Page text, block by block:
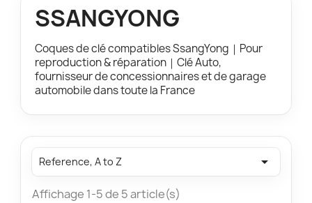
SSANGYONG
Coques de clé compatibles SsangYong｜Pour
reproduction & réparation｜Clé Auto,
fournisseur de concessionnaires et de garage
automobile dans toute la France
Reference, A to Z 
Affichage 1-5 de 5 article(s)